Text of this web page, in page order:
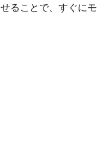
ることで、すぐにモ